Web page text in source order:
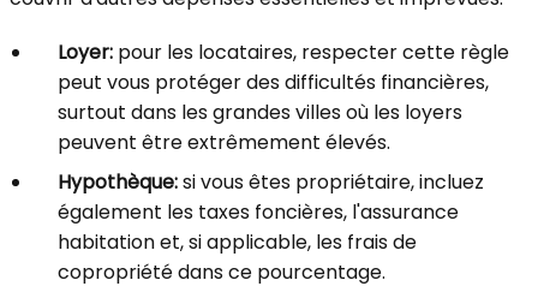
Loyer: pour les locataires, respecter cette règle
peut vous protéger des difficultés financières,
surtout dans les grandes villes où les loyers
peuvent être extrêmement élevés.
Hypothèque:si vous êtes propriétaire, incluez
également les taxes foncières, l'assurance
habitation et, si applicable, les frais de
copropriété dans ce pourcentage.